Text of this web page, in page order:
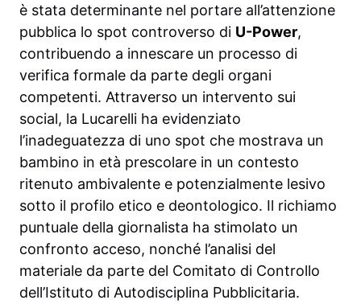
è stata determinante nel portare all’attenzione
pubblica lo spot controverso di U-Power,
contribuendo a innescare un processo di
verifica formale da parte degli organi
competenti. Attraverso un intervento sui
social, la Lucarelli ha evidenziato
l’inadeguatezza di uno spot che mostrava un
bambino in età prescolare in un contesto
ritenuto ambivalente e potenzialmente lesivo
sotto il profilo etico e deontologico. Il richiamo
puntuale della giornalista ha stimolato un
confronto acceso, nonché l’analisi del
materiale da parte del Comitato di Controllo
dell’Istituto di Autodisciplina Pubblicitaria.